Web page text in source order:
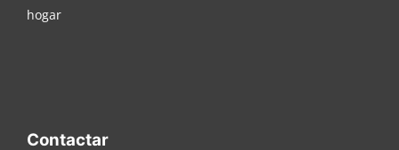
hogar
Contactar